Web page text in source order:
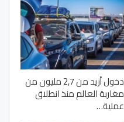
دخول أزيد من 2,7 مليون من
مغاربة العالم منذ انطلاق
عملية…